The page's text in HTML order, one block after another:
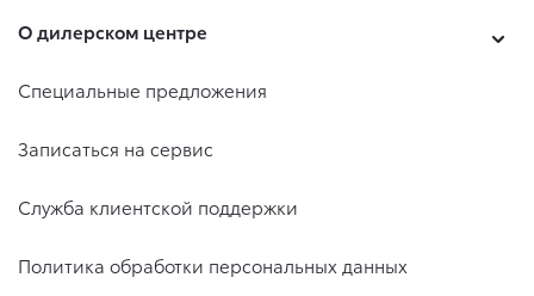
О дилерском центре
Специальные предложения
Записаться на сервис
Служба клиентской поддержки
Политика обработки персональных данных